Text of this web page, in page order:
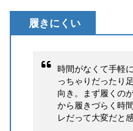
履きにくい
時間がなくて手軽
っちゃりだったり
向き。まず履くの
から履きづらく時
レだって大変だと